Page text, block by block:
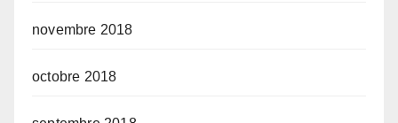
novembre 2018
octobre 2018